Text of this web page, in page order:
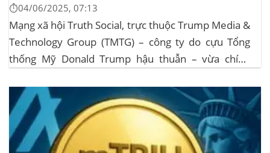
⏱️04/06/2025, 07:13
Mạng xã hội Truth Social, trực thuộc Trump Media &
Technology Group (TMTG) – công ty do cựu Tổng
thống Mỹ Donald Trump hậu thuẫn – vừa chính
dịch Mỹ (SEC) để xin phê duyệt quỹ ETF Bitcoin...